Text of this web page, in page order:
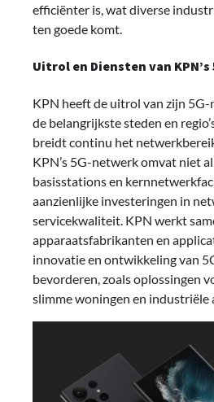
efficiënter is, wat diverse
ten goede komt.
Uitrol en Diensten van
KPN heeft de uitrol van zijn
de belangrijkste steden en
breidt continu het
KPN’s 5G-netwerk omvat niet
basisstations en
aanzienlijke investeringen in
servicekwaliteit. KPN werkt
apparaatsfabrikanten en
innovatie en ontwikkeling van
bevorderen, zoals oplossingen
slimme woningen en industriële